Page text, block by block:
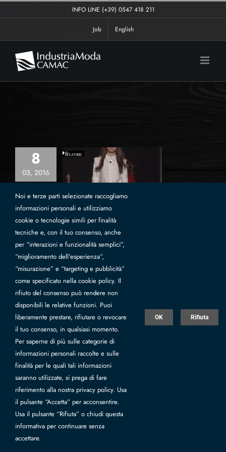
INFO LINE (+39) 0547 418 211
Job English
8
03, 2016
Fall / Winter
2016-17
donna events
trends
Vivetta Fall / Winter 2016-17
Vivetta Runway Show at Milan Fashion Week F/W 16-17
Camac srl - Unipersonale - Via Zavaglia, 461 - 47522 Pievesestina, Cesena
(FC) Italy - P.IVA 01157090406, Capitale sociale Eur 2.500.000 I.V., REA
FC n.179681 |
Whistleblowing
Rating legalità
Noi e terze parti selezionate raccogliamo
informazioni personali e utilizziamo
cookie o tecnologie simili per finalità
tecniche e, con il tuo consenso, anche
per “interazioni e funzionalità semplici”,
“miglioramento dell'esperienza”,
“misurazione” e “targeting e pubblicità”
come specificato nella cookie policy. Il
rifiuto del consenso può rendere non
disponibili le relative funzioni. Puoi
liberamente prestare, rifiutare o revocare
il tuo consenso, in qualsiasi momento.
Per saperne di più sulle categorie di
informazioni personali raccolte e sulle
finalità per le quali tali informazioni
saranno utilizzate, si prega di fare
riferimento alla nostra privacy policy. Usa
il pulsante “Accetta” per acconsentire.
Usa il pulsante “Rifiuta” o chiudi questa
informativa per continuare senza
accettare.
OK Rifiuta